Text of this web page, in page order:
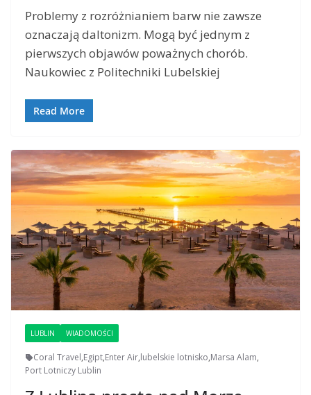
Problemy z rozróżnianiem barw nie zawsze
oznaczają daltonizm. Mogą być jednym z
pierwszych objawów poważnych chorób.
Naukowiec z Politechniki Lubelskiej
Read More
LUBLIN WIADOMOŚCI
Coral Travel,Egipt,Enter Air,lubelskie lotnisko,Marsa Alam,
Port Lotniczy Lublin